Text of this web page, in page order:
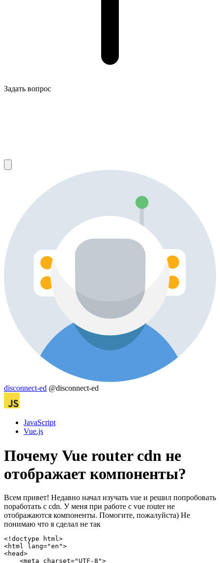
Задать вопрос
disconnect-ed @disconnect-ed
JavaScript
Vue.js
Почему Vue router cdn не
отображает компоненты?
Всем привет! Недавно начал изучать vue и решил попробовать
поработать с cdn. У меня при работе с vue router не
отображаются компоненты. Помогите, пожалуйста) Не
понимаю что я сделал не так
<!doctype html>
<html lang="en">
<head>
    <meta charset="UTF-8">